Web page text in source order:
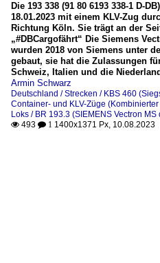
Die 193 338 (91 80 6193 338-1 D-
18.01.2023 mit einem KLV-Zug
Richtung Köln. Sie trägt an der
„#DBCargofährt“ Die Siemens
wurden 2018 von Siemens unter
gebaut, sie hat die Zulassungen
Schweiz, Italien und die
Armin Schwarz
Deutschland / Strecken / KBS 460
Container- und KLV-Züge
Loks / BR 193.3 (SIEMENS Vectron
 493  1 1400x1371 Px, 10.08.2023